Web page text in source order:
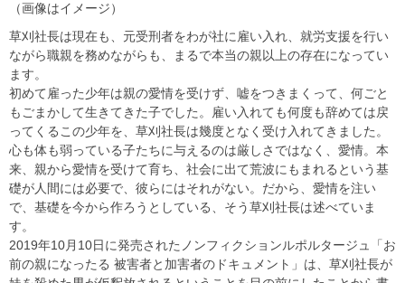
（画像はイメージ）
草刈社長は現在も、元受刑者をわが社に雇い入れ、就労支援を行い
ながら職親を務めながらも、まるで本当の親以上の存在になってい
ます。
初めて雇った少年は親の愛情を受けず、嘘をつきまくって、何ごと
もごまかして生きてきた子でした。雇い入れても何度も辞めては戻
ってくるこの少年を、草刈社長は幾度となく受け入れてきました。
心も体も弱っている子たちに与えるのは厳しさではなく、愛情。本
来、親から愛情を受けて育ち、社会に出て荒波にもまれるという基
礎が人間には必要で、彼らにはそれがない。だから、愛情を注い
で、基礎を今から作ろうとしている、そう草刈社長は述べていま
す。
2019年10月10日に発売されたノンフィクションルポルタージュ「お
前の親になったる 被害者と加害者のドキュメント」は、草刈社長が